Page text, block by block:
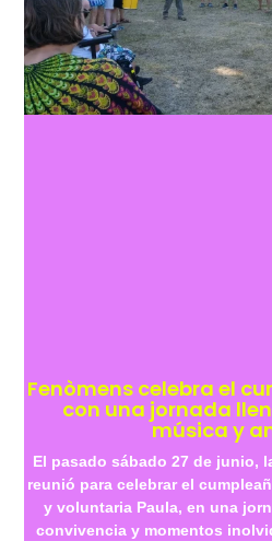
Fenòmens celebra el
con una jornada
música y
El pasado sábado 27 de junio,
reunió para celebrar el
y voluntaria Paula, en una
convivencia y momentos